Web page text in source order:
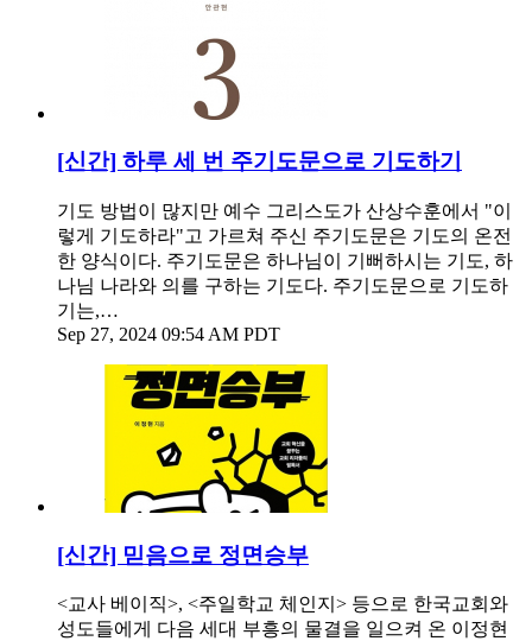
[신간] 하루 세 번 주기도문으로 기도하기
기도 방법이 많지만 예수 그리스도가 산상수훈에서 "이
렇게 기도하라"고 가르쳐 주신 주기도문은 기도의 온전
한 양식이다. 주기도문은 하나님이 기뻐하시는 기도, 하
나님 나라와 의를 구하는 기도다. 주기도문으로 기도하
기는,…
Sep 27, 2024 09:54 AM PDT
[신간] 믿음으로 정면승부
<교사 베이직>, <주일학교 체인지> 등으로 한국교회와
성도들에게 다음 세대 부흥의 물결을 일으켜 온 이정현